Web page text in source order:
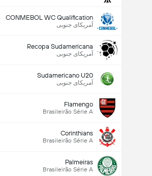
CONMEBOL WC Qualification
آمریکای جنوبی
Recopa Sudamericana
آمریکای جنوبی
Sudamericano U20
آمریکای جنوبی
Flamengo
Brasileirão Série A
Corinthians
Brasileirão Série A
Palmeiras
Brasileirão Série A